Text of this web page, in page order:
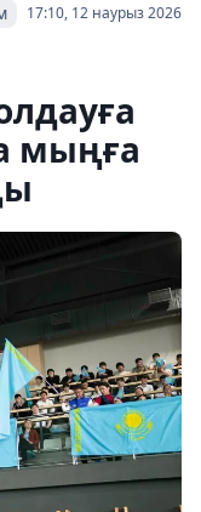
17:10, 12 наурыз 2026
мыңға